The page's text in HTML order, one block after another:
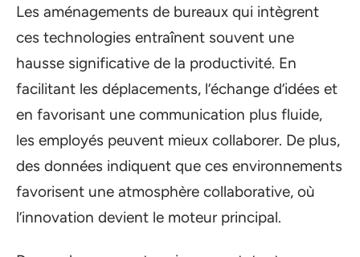
Les aménagements de bureaux qui intègrent
ces technologies entraînent souvent une
hausse significative de la productivité. En
facilitant les déplacements, l’échange d’idées et
en favorisant une communication plus fluide,
les employés peuvent mieux collaborer. De plus,
des données indiquent que ces environnements
favorisent une atmosphère collaborative, où
l’innovation devient le moteur principal.